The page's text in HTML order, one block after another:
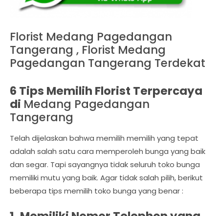
Florist Medang Pagedangan
Tangerang , Florist Medang
Pagedangan Tangerang Terdekat
6 Tips Memilih Florist Terpercaya
di Medang Pagedangan
Tangerang
Telah dijelaskan bahwa memilih memilih yang tepat
adalah salah satu cara memperoleh bunga yang baik
dan segar. Tapi sayangnya tidak seluruh toko bunga
memiliki mutu yang baik. Agar tidak salah pilih, berikut
beberapa tips memilih toko bunga yang benar :